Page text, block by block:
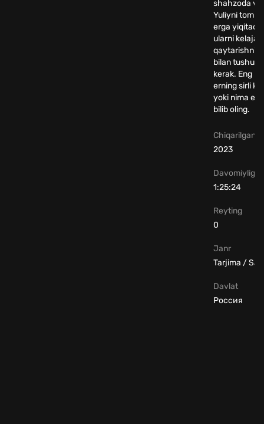
shahzoda va
Yuliyni tom
erga yiqitadi.
ularni
qaytarishni
bilan
kerak. Eng
erning sirli
yoki nima
bilib oling.
Chiqarilgan
2023
Janr
Tarjima /
Davomiyligi
1:25:24
Davlat
Россия
Reyting
0